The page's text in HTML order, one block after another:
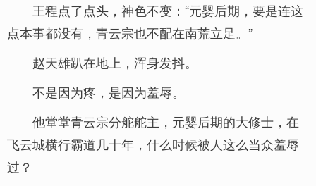
王程点了点头，神色不变：“元婴后期，要是连这
点本事都没有，青云宗也不配在南荒立足。”
赵天雄趴在地上，浑身发抖。
不是因为疼，是因为羞辱。
他堂堂青云宗分舵舵主，元婴后期的大修士，在
飞云城横行霸道几十年，什么时候被人这么当众羞辱
过？